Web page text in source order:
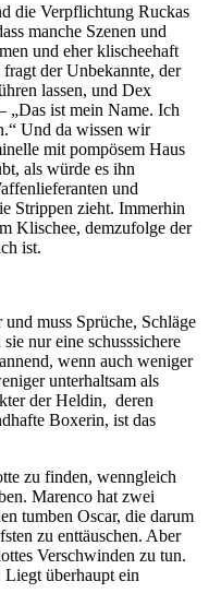
die Verpflichtung Ruckas
manche Szenen und
und eher klischeehaft
der Unbekannte, der
lassen, und Dex
„Das ist mein Name. Ich
Und da wissen wir
mit pompösem Haus
als würde es ihn
und
Strippen zieht. Immerhin
Klischee, demzufolge der
ist.
muss Sprüche, Schläge
nur eine schusssichere
wenn auch weniger
unterhaltsam als
der Heldin, deren
Boxerin, ist das
zu finden, wenngleich
Marenco hat zwei
tumben Oscar, die darum
zu enttäuschen. Aber
Verschwinden zu tun.
überhaupt ein